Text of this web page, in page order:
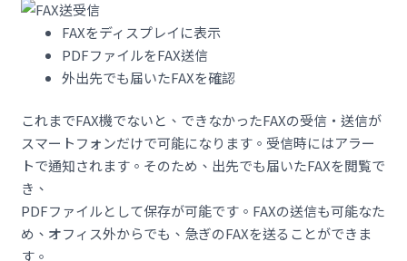
FAXをディスプレイに表示
PDFファイルをFAX送信
外出先でも届いたFAXを確認
これまでFAX機でないと、できなかったFAXの受信・送信が
スマートフォンだけで可能になります。受信時にはアラー
トで通知されます。そのため、出先でも届いたFAXを閲覧で
き、
PDFファイルとして保存が可能です。FAXの送信も可能なた
め、オフィス外からでも、急ぎのFAXを送ることができま
す。